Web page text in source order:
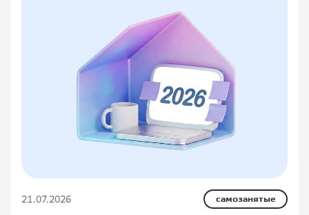
21.07.2026 самозанятые